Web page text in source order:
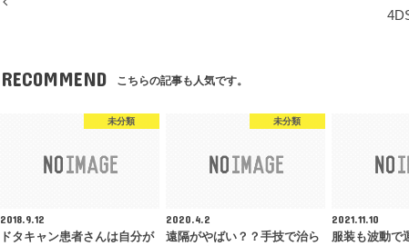
RECOMMEND こちらの記事も人気です。
未分類
2018.9.12
ドタキャン患者さんは自分が
未分類
2020.4.2
遠隔がやばい？？手技で治ら
2021.11.10
服装も波動で